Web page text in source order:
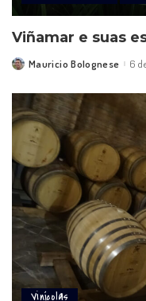
Viñamar e suas
PostedMauricio Bolognese 6
Vinícolas